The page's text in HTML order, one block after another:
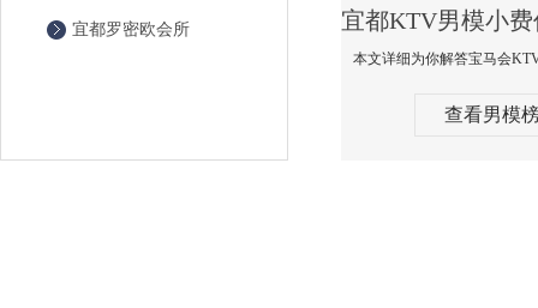
宜都罗密欧会所
查看男模